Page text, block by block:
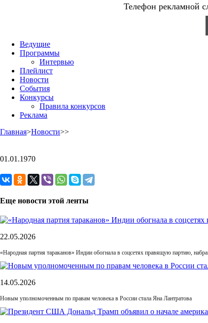
Телефон рекламной
Ведущие
Программы
Интервью
Плейлист
Новости
События
Конкурсы
Правила конкурсов
Реклама
Главная>Новости>>
01.01.1970
Еще новости этой ленты
22.05.2026
«Народная партия тараканов» Индии обогнала в соцсетях правящую партию,
14.05.2026
Новым уполномоченным по правам человека в России стала Яна Лантратова